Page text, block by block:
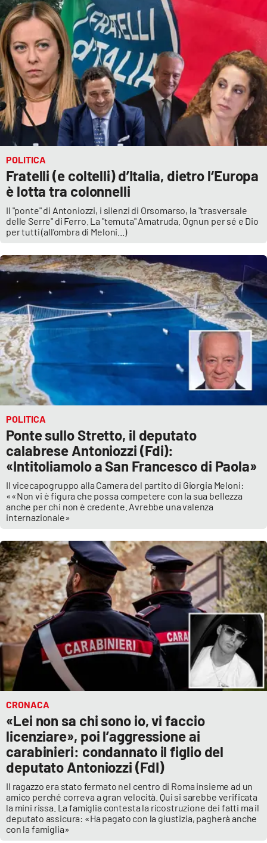
POLITICA
Fratelli (e coltelli) d’Italia, dietro l‘Europa
è lotta tra colonnelli
Il "ponte" di Antoniozzi, i silenzi di Orsomarso, la "trasversale
delle Serre" di Ferro. La "temuta" Amatruda. Ognun per sé e Dio
per tutti (all'ombra di Meloni...)
POLITICA
Ponte sullo Stretto, il deputato
calabrese Antoniozzi (Fdi):
«Intitoliamolo a San Francesco di Paola»
Il vicecapogruppo alla Camera del partito di Giorgia Meloni:
««Non vi è figura che possa competere con la sua bellezza
anche per chi non è credente. Avrebbe una valenza
internazionale»
CRONACA
«Lei non sa chi sono io, vi faccio
licenziare», poi l’aggressione ai
carabinieri: condannato il figlio del
deputato Antoniozzi (FdI)
Il ragazzo era stato fermato nel centro di Roma insieme ad un
amico perché correva a gran velocità. Qui si sarebbe verificata
la mini rissa. La famiglia contesta la ricostruzione dei fatti ma il
deputato assicura: «Ha pagato con la giustizia, pagherà anche
con la famiglia»